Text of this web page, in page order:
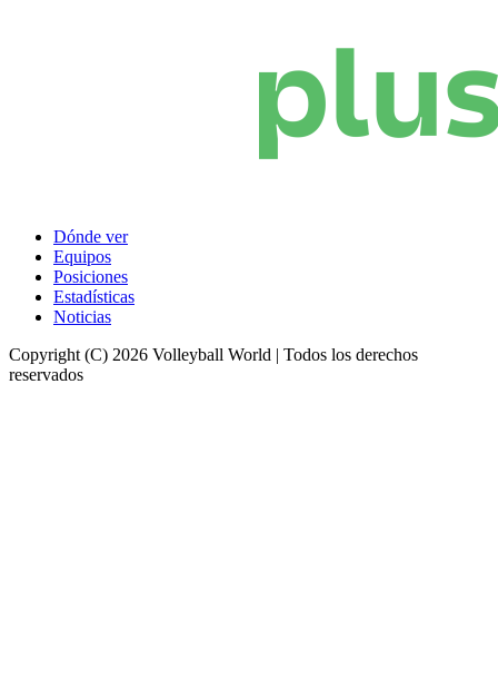
Dónde ver
Equipos
Posiciones
Estadísticas
Noticias
Copyright (C) 2026 Volleyball World | Todos los derechos
reservados